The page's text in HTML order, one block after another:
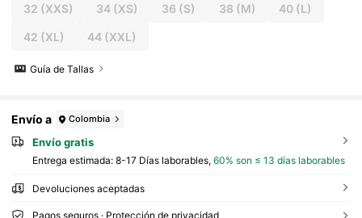
32 (XXS) 34 (XS) 36 (S) 38 (M) 40 (L)
42 (XL) 44 (XXL)
Guía de Tallas
Envío a Colombia
Envío gratis
Entrega estimada: 8-17 Días laborables, 60% son ≤ 13 días laborables
Devoluciones aceptadas
Pagos seguros · Protección de privacidad